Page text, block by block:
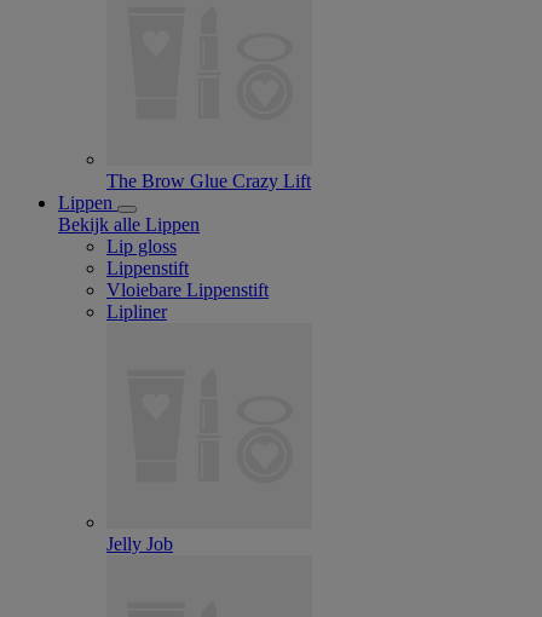
The Brow Glue Crazy Lift
Lippen
Bekijk alle Lippen
Lip gloss
Lippenstift
Vloiebare Lippenstift
Lipliner
Jelly Job